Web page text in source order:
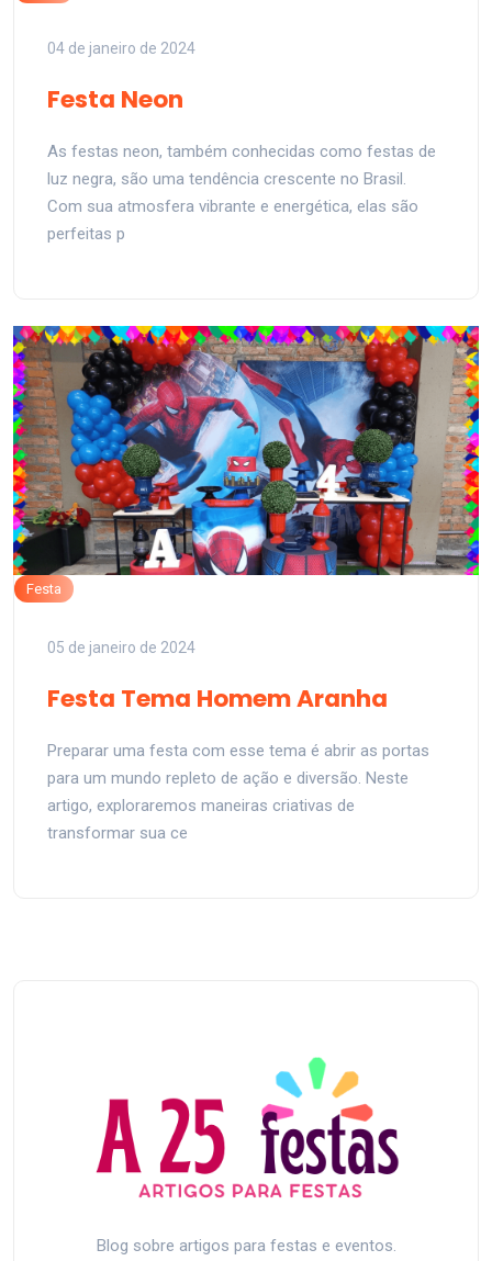
04 de janeiro de 2024
Festa Neon
As festas neon, também conhecidas como festas de
luz negra, são uma tendência crescente no Brasil.
Com sua atmosfera vibrante e energética, elas são
perfeitas p
Festa
05 de janeiro de 2024
Festa Tema Homem Aranha
Preparar uma festa com esse tema é abrir as portas
para um mundo repleto de ação e diversão. Neste
artigo, exploraremos maneiras criativas de
transformar sua ce
Blog sobre artigos para festas e eventos.